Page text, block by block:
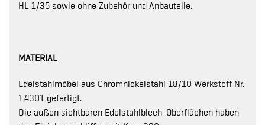
HL 1/35 sowie ohne Zubehör und Anbauteile.
MATERIAL
Edelstahlmöbel aus Chromnickelstahl 18/10 Werkstoff Nr.
1.4301 gefertigt.
Die außen sichtbaren Edelstahlblech-Oberflächen haben